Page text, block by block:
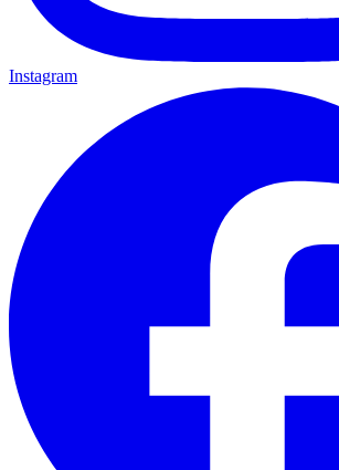
Instagram